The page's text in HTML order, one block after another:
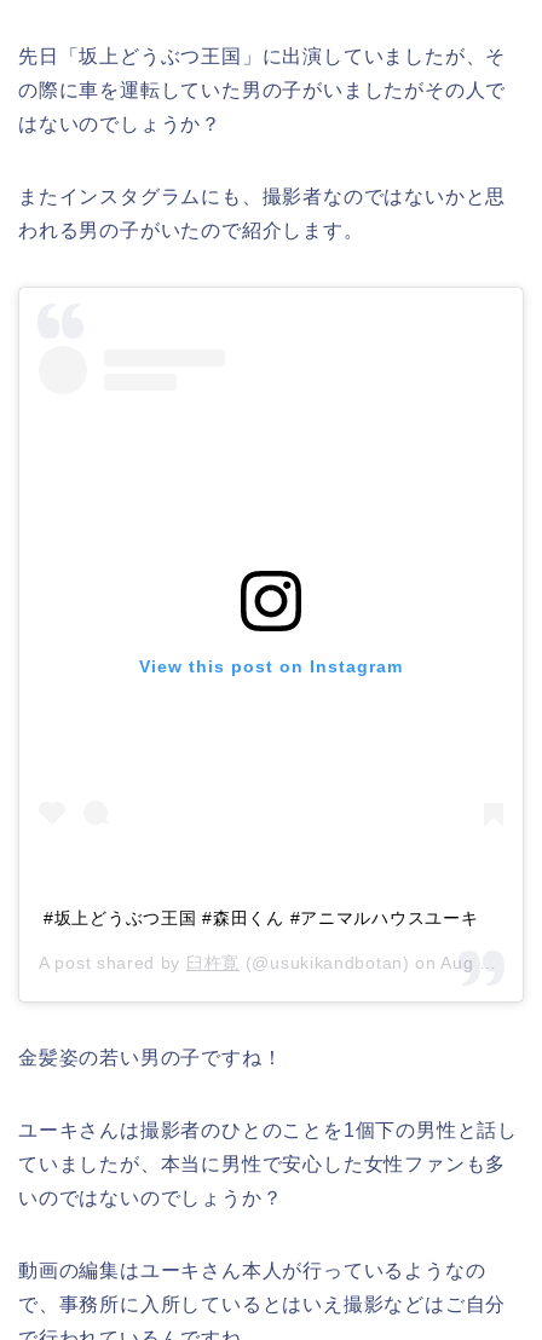
先日「坂上どうぶつ王国」に出演していましたが、そ
の際に車を運転していた男の子がいましたがその人で
はないのでしょうか？
またインスタグラムにも、撮影者なのではないかと思
われる男の子がいたので紹介します。
View this post on Instagram
#坂上どうぶつ王国 #森田くん #アニマルハウスユーキ
A post shared by 臼杵寛 (@usukikandbotan) onAug 21, 2020 at 3:49pm PDT
金髪姿の若い男の子ですね！
ユーキさんは撮影者のひとのことを1個下の男性と話し
ていましたが、本当に男性で安心した女性ファンも多
いのではないのでしょうか？
動画の編集はユーキさん本人が行っているようなの
で、事務所に入所しているとはいえ撮影などはご自分